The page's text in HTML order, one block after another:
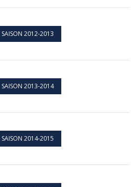
SAISON 2012-2013
SAISON 2013-2014
SAISON 2014-2015